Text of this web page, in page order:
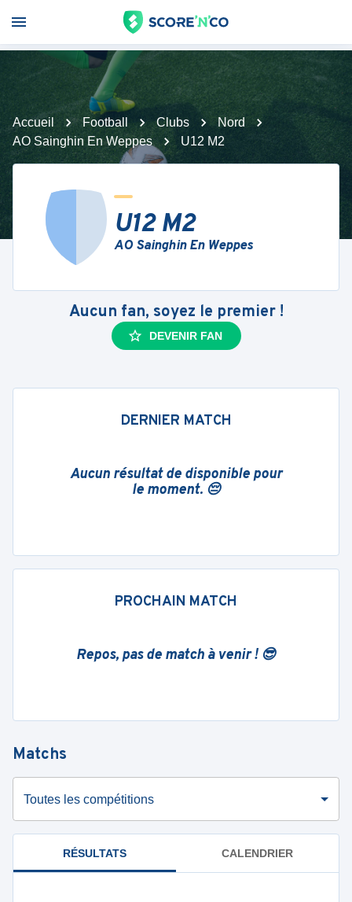
Accueil Football Clubs
Nord
AO Sainghin En Weppes
U12 M2
U12 M2
AO Sainghin En Weppes
Aucun fan, soyez le premier !
DEVENIR FAN
DERNIER MATCH
Aucun résultat de disponible pour
le moment. 😔
PROCHAIN MATCH
Repos, pas de match à venir ! 😎
Matchs
Toutes les compétitions
RÉSULTATS CALENDRIER